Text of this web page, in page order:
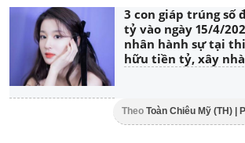
3 con giáp trúng số
tỷ vào ngày 15/4/
nhân hành sự tại
hữu tiền tỷ, xây
Theo Toàn Chiêu Mỹ (TH) |